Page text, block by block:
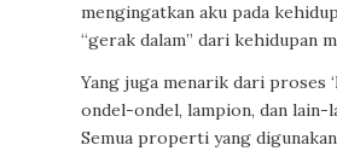
mengingatkan aku pada
“gerak dalam” dari kehidupan
Yang juga menarik dari proses
ondel-ondel, lampion, dan
Semua properti yang